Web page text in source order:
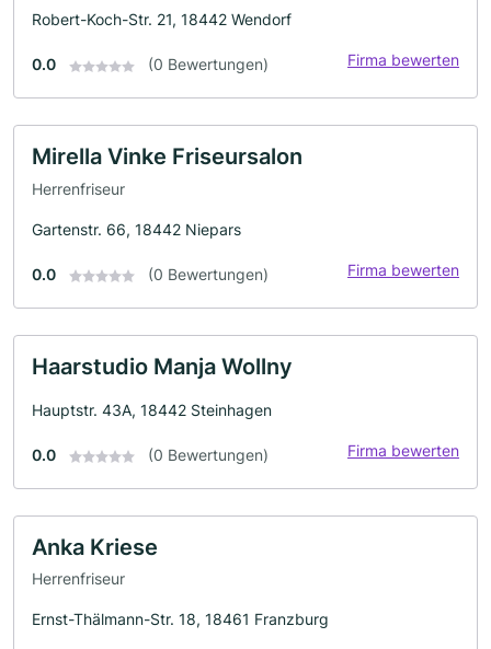
Robert-Koch-Str. 21, 18442 Wendorf
0.0 (0 Bewertungen) Firma bewerten
Mirella Vinke Friseursalon
Herrenfriseur
Gartenstr. 66, 18442 Niepars
0.0 (0 Bewertungen) Firma bewerten
Haarstudio Manja Wollny
Hauptstr. 43A, 18442 Steinhagen
0.0 (0 Bewertungen) Firma bewerten
Anka Kriese
Herrenfriseur
Ernst-Thälmann-Str. 18, 18461 Franzburg